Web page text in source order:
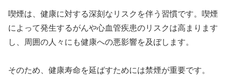
喫煙は、健康に対する深刻なリスクを伴う習慣です。喫煙
によって発生するがんや心血管疾患のリスクは高まります
し、周囲の人々にも健康への悪影響を及ぼします。
そのため、健康寿命を延ばすためには禁煙が重要です。